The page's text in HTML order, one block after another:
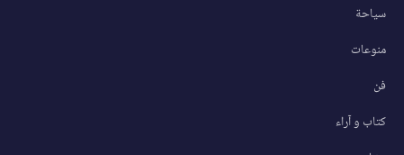
سياحة
منوعات
فن
كتاب و آراء